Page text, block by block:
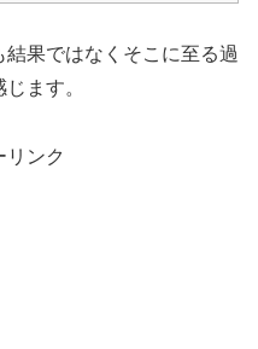
果ではなくそこに至る過
ます。
リンク